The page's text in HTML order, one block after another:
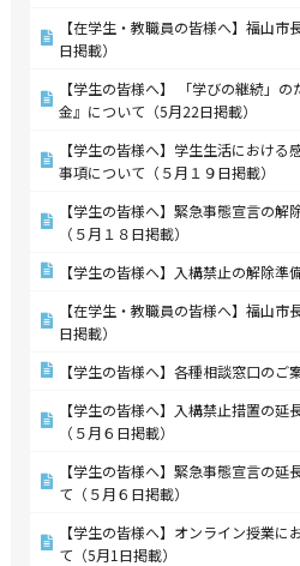
【在学生・教職員の皆様へ】福山
日掲載）
【学生の皆様へ】 「学びの継続」
金』について（5月22日掲載）
【学生の皆様へ】学生生活におけ
事項について（５月１９日掲載）
【学生の皆様へ】緊急事態宣言の
（５月１８日掲載）
【学生の皆様へ】入構禁止の解除準
【在学生・教職員の皆様へ】福山
日掲載）
【学生の皆様へ】各種相談窓口のご
【学生の皆様へ】入構禁止措置の
（５月６日掲載）
【学生の皆様へ】緊急事態宣言の
て（５月６日掲載）
【学生の皆様へ】オンライン授業
て（5月1日掲載）